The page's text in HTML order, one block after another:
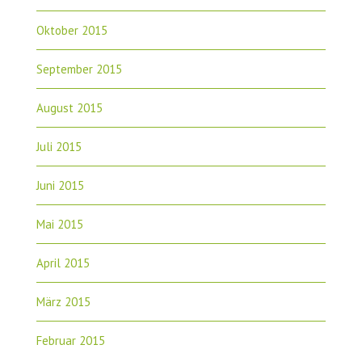
Oktober 2015
September 2015
August 2015
Juli 2015
Juni 2015
Mai 2015
April 2015
März 2015
Februar 2015